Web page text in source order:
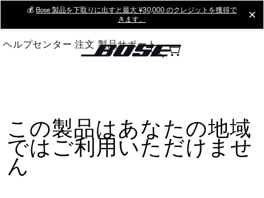
Main
💰 Bose 製品を下取りに出すと最大 ¥30,000 のクレジットを獲得で
きます。
ヘルプセンター 注文 製品サポート
この製品はあなたの地域
ではご利用いただけませ
ん